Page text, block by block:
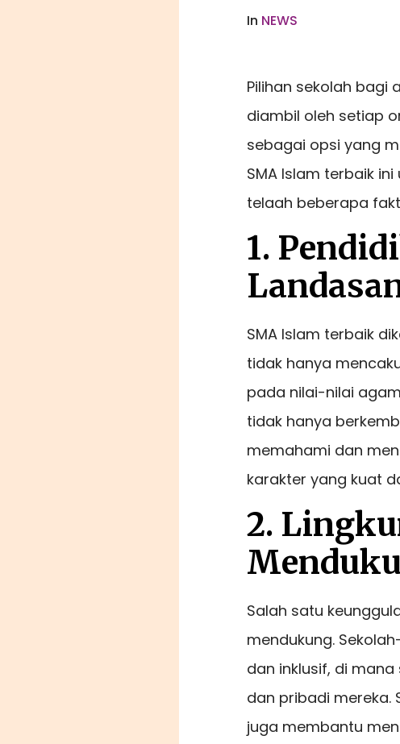
In NEWS
Pilihan sekolah bagi
diambil oleh setiap
sebagai opsi yang
SMA Islam terbaik
telaah beberapa
1.
SMA Islam terbaik
tidak hanya
pada nilai-nilai
tidak hanya
memahami dan
karakter yang kuat
2.
Salah satu
mendukung.
dan inklusif, di
dan pribadi mereka.
juga membantu